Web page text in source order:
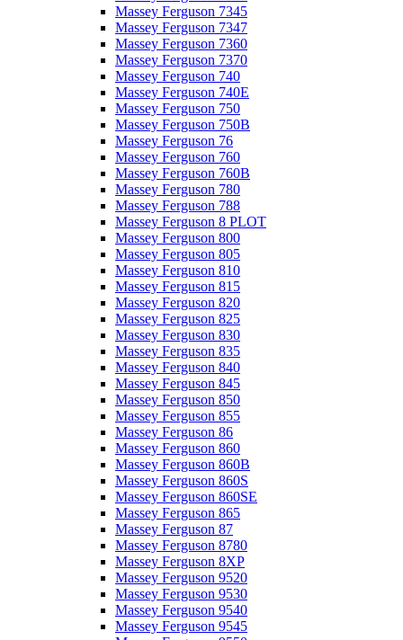
Massey Ferguson 7345
Massey Ferguson 7347
Massey Ferguson 7360
Massey Ferguson 7370
Massey Ferguson 740
Massey Ferguson 740E
Massey Ferguson 750
Massey Ferguson 750B
Massey Ferguson 76
Massey Ferguson 760
Massey Ferguson 760B
Massey Ferguson 780
Massey Ferguson 788
Massey Ferguson 8 PLOT
Massey Ferguson 800
Massey Ferguson 805
Massey Ferguson 810
Massey Ferguson 815
Massey Ferguson 820
Massey Ferguson 825
Massey Ferguson 830
Massey Ferguson 835
Massey Ferguson 840
Massey Ferguson 845
Massey Ferguson 850
Massey Ferguson 855
Massey Ferguson 86
Massey Ferguson 860
Massey Ferguson 860B
Massey Ferguson 860S
Massey Ferguson 860SE
Massey Ferguson 865
Massey Ferguson 87
Massey Ferguson 8780
Massey Ferguson 8XP
Massey Ferguson 9520
Massey Ferguson 9530
Massey Ferguson 9540
Massey Ferguson 9545